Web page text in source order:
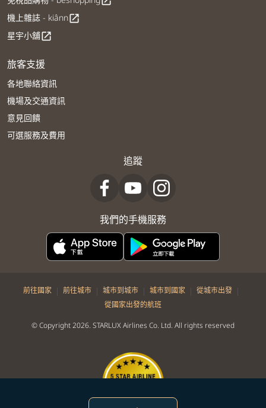
機上雜誌 - kiânnopen_in_new
星宇小舖open_in_new
旅客支援
各地聯絡資訊
機場及交通資訊
意見回饋
可選服務及費用
追蹤
我們的手機服務
前往國家 | 前往城市 | 城市到城市 | 城市到國家 | 從城市出發 |
從國家出發的航班
© Copyright 2026. STARLUX Airlines Co. Ltd. All rights reserved